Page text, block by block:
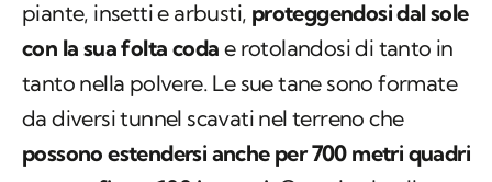
piante, insetti e arbusti, proteggendosi dal sole
con la sua folta coda e rotolandosi di tanto in
tanto nella polvere. Le sue tane sono formate
da diversi tunnel scavati nel terreno che
possono estendersi anche per 700 metri quadri